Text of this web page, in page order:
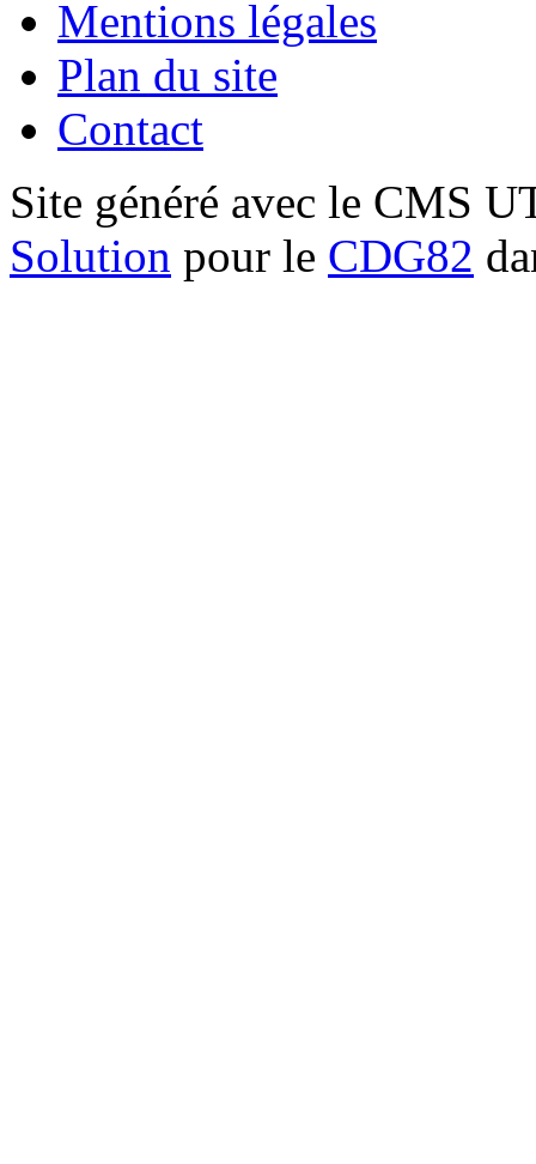
Mentions légales
Plan du site
Contact
Site généré avec le CMS
Solution pour le CDG82